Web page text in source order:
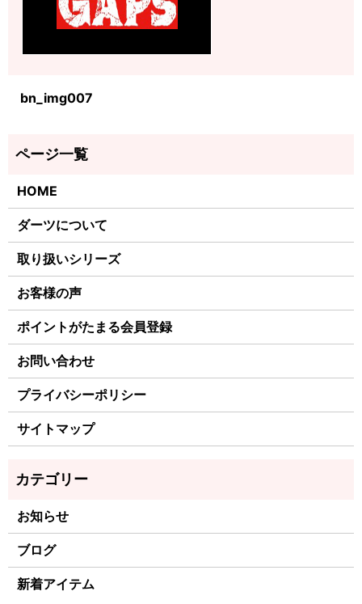
bn_img007
HOME
ダーツについて
取り扱いシリーズ
お客様の声
ポイントがたまる会員登録
お問い合わせ
プライバシーポリシー
サイトマップ
お知らせ
ブログ
新着アイテム